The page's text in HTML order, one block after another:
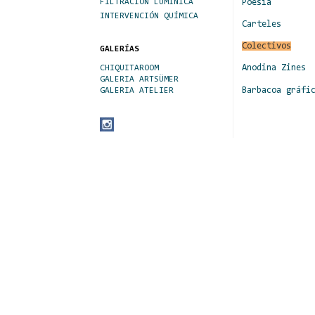
Poesia
Carteles
Colectivos
Anodina Zines
Barbacoa
FILTRACIÓN LUMÍNICA
INTERVENCIÓN QUÍMICA
GALERÍAS
CHIQUITAROOM
GALERIA ARTSÜMER
GALERIA ATELIER